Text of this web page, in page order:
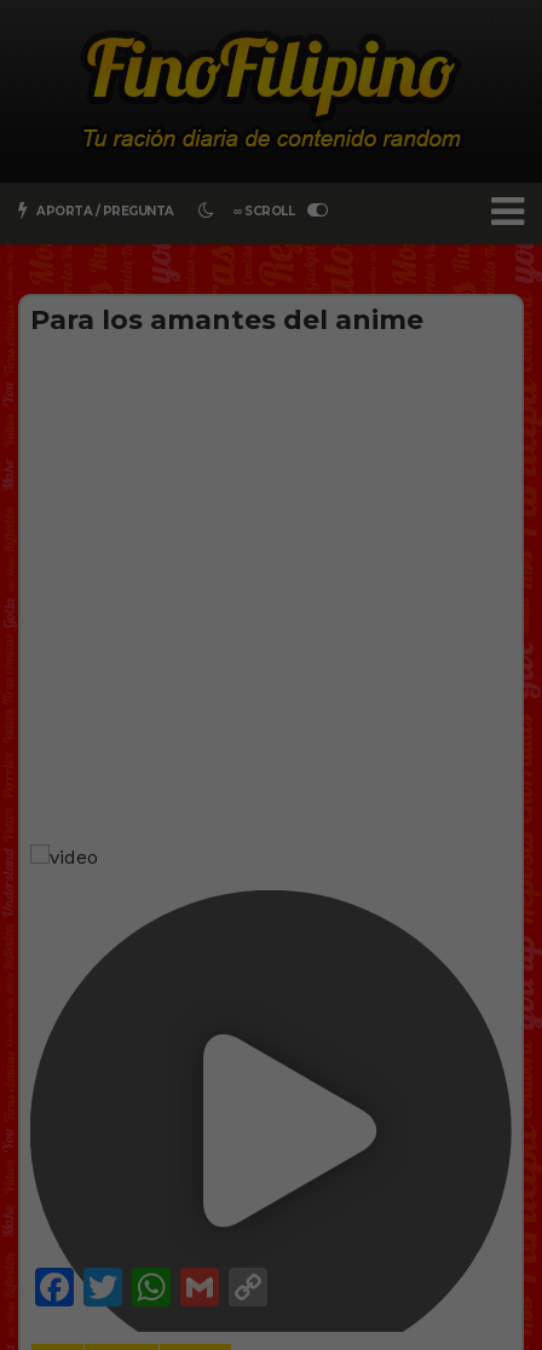
APORTA / PREGUNTA ∞ SCROLL
Para los amantes del anime
Facebook
Twitter
WhatsApp
Gmail
Link